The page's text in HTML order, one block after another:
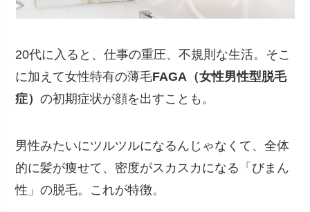
20代に入ると、仕事の重圧、不規則な生活。そこ
に加えて女性特有の薄毛FAGA（女性男性型脱毛
症）の初期症状が顔を出すことも。
男性みたいにツルツルになるんじゃなくて、全体
的に髪が痩せて、密度がスカスカになる「びまん
性」の脱毛。これが特徴。